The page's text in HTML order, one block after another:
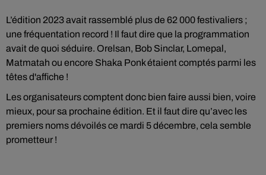
L’édition 2023 avait rassemblé plus de 62 000 festivaliers ;
une fréquentation record ! Il faut dire que la programmation
avait de quoi séduire. Orelsan, Bob Sinclar, Lomepal,
Matmatah ou encore Shaka Ponk étaient comptés parmi les
têtes d'affiche !
Les organisateurs comptent donc bien faire aussi bien, voire
mieux, pour sa prochaine édition. Et il faut dire qu’avec les
premiers noms dévoilés ce mardi 5 décembre, cela semble
prometteur !